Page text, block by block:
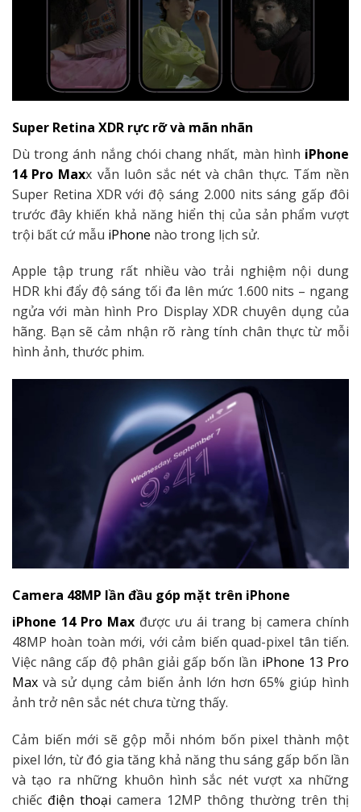
Super Retina XDR rực rỡ và mãn nhãn
Dù trong ánh nắng chói chang nhất, màn hình iPhone
14 Pro Maxx vẫn luôn sắc nét và chân thực. Tấm nền
Super Retina XDR với độ sáng 2.000 nits sáng gấp đôi
trước đây khiến khả năng hiển thị của sản phẩm vượt
trội bất cứ mẫu iPhone nào trong lịch sử.
Apple tập trung rất nhiều vào trải nghiệm nội dung
HDR khi đẩy độ sáng tối đa lên mức 1.600 nits – ngang
ngửa với màn hình Pro Display XDR chuyên dụng của
hãng. Bạn sẽ cảm nhận rõ ràng tính chân thực từ mỗi
hình ảnh, thước phim.
Camera 48MP lần đầu góp mặt trên iPhone
iPhone 14 Pro Max được ưu ái trang bị camera chính
48MP hoàn toàn mới, với cảm biến quad-pixel tân tiến.
Việc nâng cấp độ phân giải gấp bốn lần iPhone 13 Pro
Max và sử dụng cảm biến ảnh lớn hơn 65% giúp hình
ảnh trở nên sắc nét chưa từng thấy.
Cảm biến mới sẽ gộp mỗi nhóm bốn pixel thành một
pixel lớn, từ đó gia tăng khả năng thu sáng gấp bốn lần
và tạo ra những khuôn hình sắc nét vượt xa những
chiếc điện thoại camera 12MP thông thường trên thị